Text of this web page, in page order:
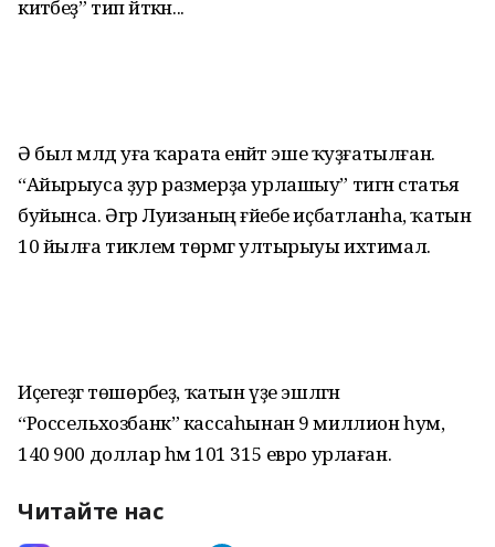
китәбеҙ” тип әйткән...
Ә был мәлдә уға ҡарата енәйәт эше ҡуҙғатылған.
“Айырыуса ҙур размерҙа урлашыу” тигән статья
буйынса. Әгәр Луизаның ғәйебе иҫбатланһа, ҡатын
10 йылға тиклем төрмәгә ултырыуы ихтимал.
Иҫегеҙгә төшөрәбеҙ, ҡатын үҙе эшләгән
“Россельхозбанк” кассаһынан 9 миллион һум,
140 900 доллар һәм 101 315 евро урлаған.
Читайте нас